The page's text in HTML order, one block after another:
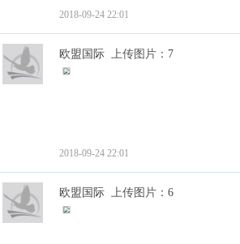
2018-09-24 22:01
欧盟国际 上传图片： 7
2018-09-24 22:01
欧盟国际 上传图片： 6